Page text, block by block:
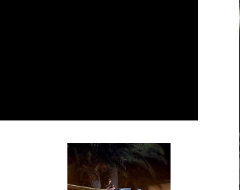
REPORTAGES ET INTERVIEWS
We Love Green se met au vert sur
la Montagne de Gorillaz